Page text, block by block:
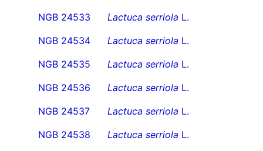
NGB 24533
Lactuca serriola L.
NGB 24534
Lactuca serriola L.
NGB 24535
Lactuca serriola L.
NGB 24536
Lactuca serriola L.
NGB 24537
Lactuca serriola L.
NGB 24538
Lactuca serriola L.